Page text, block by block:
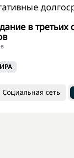
в третьих
Социальная сеть